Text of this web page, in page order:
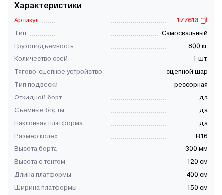
Характеристики
Артикул
177613
Тип
Самосвальный
Грузоподъемность
800 кг
Количество осей
1 шт.
Тягово-сцепное устройство
сцепной шар
Тип подвески
рессорная
Откидной борт
да
Съемные борты
да
Наклонная платформа
да
Размер колес
R16
Высота борта
300 мм
Высота с тентом
120 см
Длина платформы
400 см
Ширина платформы
150 см